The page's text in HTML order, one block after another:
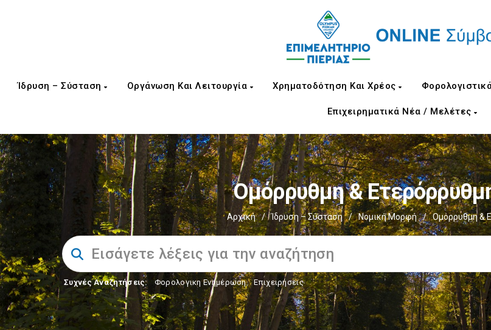
Ίδρυση – Σύσταση Οργάνωση Και Λειτουργία Χρηματοδότηση Και Χρέος
Επιχειρηματικά Νέα / Μελέτες
Ομόρρυθμη &
Αρχική / Ίδρυση – Σύσταση / Νομική Μορφή / Ομόρρυθμη &
Συχνές Αναζητήσεις: Φορολογικη Ενημέρωση, Επιχειρήσεις